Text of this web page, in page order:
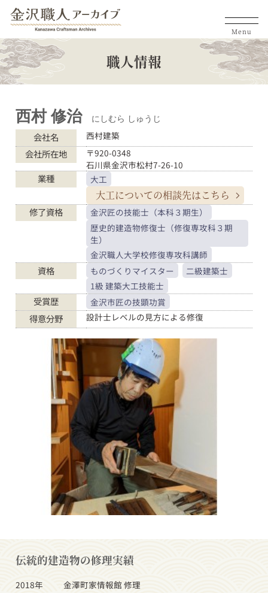
Menu
職人情報
西村 修治 にしむら しゅうじ
会社名 西村建築
会社所在地
〒920-0348
石川県金沢市松村7-26-10
業種 大工
大工についての相談先はこちら
修了資格
金沢匠の技能士（本科３期生）
歴史的建造物修復士（修復専攻科３期
生）
金沢職人大学校修復専攻科講師
資格 ものづくりマイスター
二級建築士
1級 建築大工技能士
受賞歴 金沢市匠の技顕功賞
得意分野 設計士レベルの見方による修復
伝統的建造物の修理実績
2018年
金澤町家情報館 修理